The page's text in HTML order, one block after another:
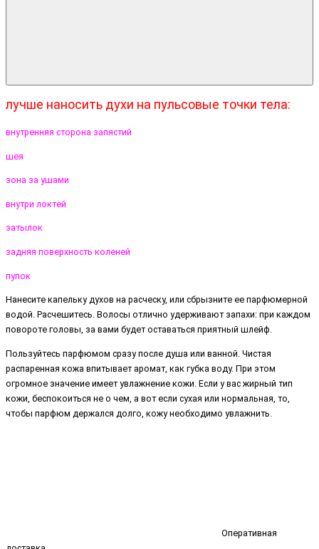
лучше наносить духи на пульсовые точки тела:
внутренняя сторона запястий
шея
зона за ушами
внутри локтей
затылок
задняя поверхность коленей
пупок
Нанесите капельку духов на расческу, или сбрызните ее парфюмерной
водой. Расчешитесь. Волосы отлично удерживают запахи: при каждом
повороте головы, за вами будет оставаться приятный шлейф.
Пользуйтесь парфюмом сразу после душа или ванной. Чистая
распаренная кожа впитывает аромат, как губка воду. При этом
огромное значение имеет увлажнение кожи. Если у вас жирный тип
кожи, беспокоиться не о чем, а вот если сухая или нормальная, то,
чтобы парфюм держался долго, кожу необходимо увлажнить.
Оперативная